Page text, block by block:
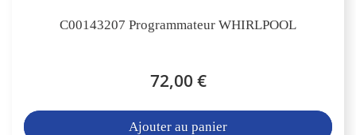
C00143207 Programmateur WHIRLPOOL
72,00 €
Ajouter au panier